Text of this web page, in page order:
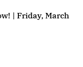
| Friday, March